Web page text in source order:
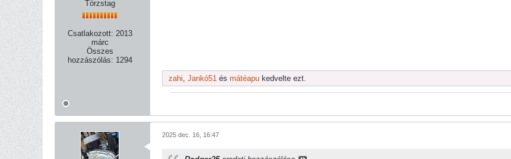
Törzstag
Csatlakozott: 2013
márc
Összes
hozzászólás: 1294
zahi, Jankó51 és mátéapu kedvelte ezt.
2025 dec. 16, 16:47